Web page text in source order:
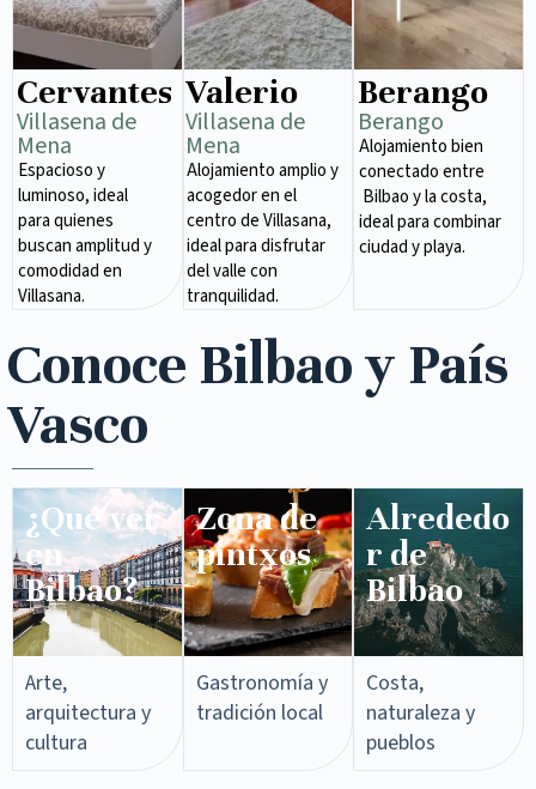
Cervantes
Villasena de
Mena​
Espacioso y
luminoso, ideal
para quienes
buscan amplitud y
comodidad en
Villasana.
Valerio
Villasena de
Mena​
Alojamiento amplio y
acogedor en el
centro de Villasana,
ideal para disfrutar
del valle con
tranquilidad.
Berango
Berango
Alojamiento bien
conectado entre
Bilbao y la costa,
ideal para combinar
ciudad y playa.
Conoce Bilbao y País
Vasco
¿Qué ver
en
Bilbao?
Arte,
arquitectura y
cultura
Zona de
pintxos​
Gastronomía y
tradición local
Alrededo
r de
Bilbao
Costa,
naturaleza y
pueblos